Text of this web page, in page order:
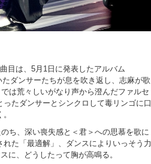
目は、5月1日に発表したアルバム
ダンサーたちが息を吹き返し、志麻が歌
は荒々しいがなり声から澄んだファルセ
たダンサーとシンクロして毒リンゴに口
ち、深い喪失感と＜君＞への思慕を歌に
た「最適解」、ダンスによりいっそう力
に、どうしたって胸が高鳴る。